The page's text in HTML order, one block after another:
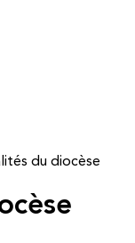
du diocèse